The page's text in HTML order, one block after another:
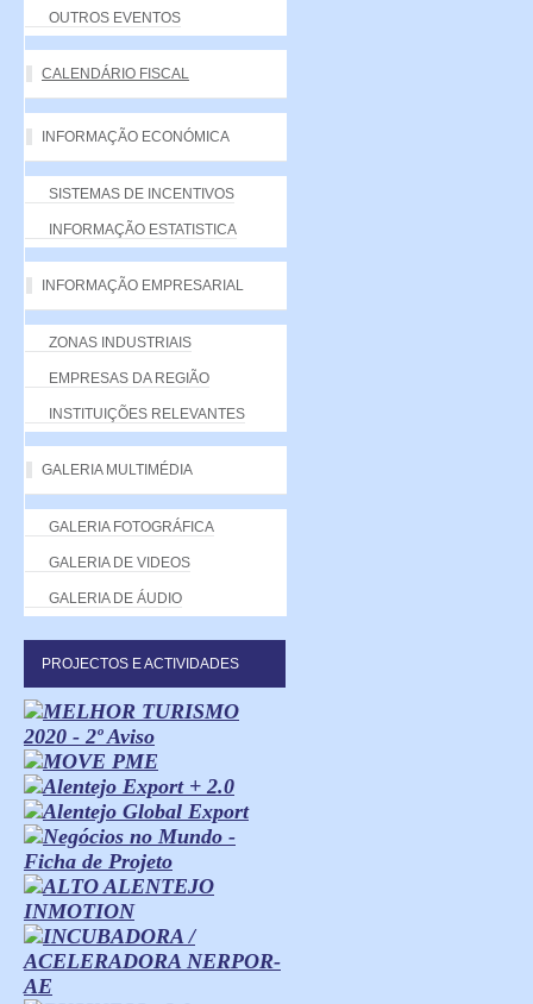
OUTROS EVENTOS
CALENDÁRIO FISCAL
INFORMAÇÃO ECONÓMICA
SISTEMAS DE INCENTIVOS
INFORMAÇÃO ESTATISTICA
INFORMAÇÃO EMPRESARIAL
ZONAS INDUSTRIAIS
EMPRESAS DA REGIÃO
INSTITUIÇÕES RELEVANTES
GALERIA MULTIMÉDIA
GALERIA FOTOGRÁFICA
GALERIA DE VIDEOS
GALERIA DE ÁUDIO
PROJECTOS E ACTIVIDADES